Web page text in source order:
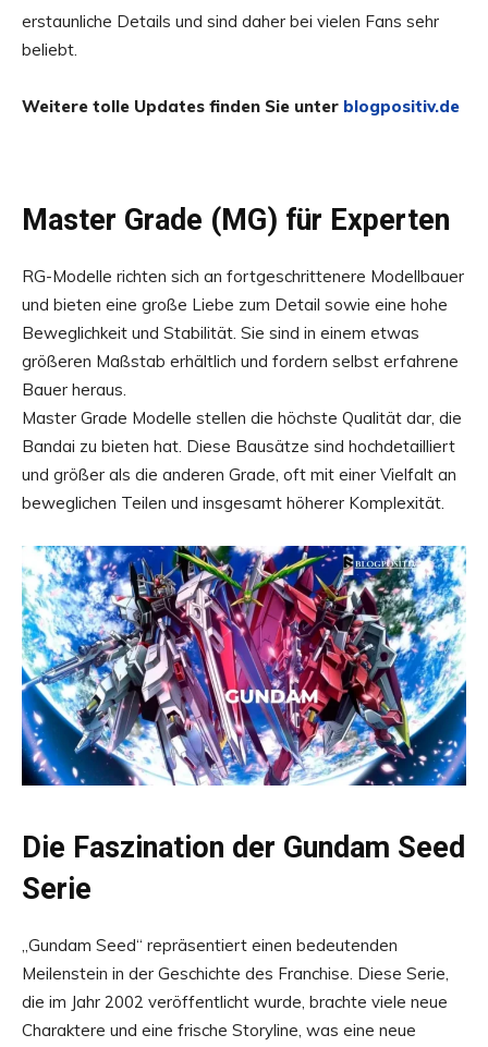
erstaunliche Details und sind daher bei vielen Fans sehr
beliebt.
Weitere tolle Updates finden Sie unter blogpositiv.de
Master Grade (MG) für Experten
RG-Modelle richten sich an fortgeschrittenere Modellbauer
und bieten eine große Liebe zum Detail sowie eine hohe
Beweglichkeit und Stabilität. Sie sind in einem etwas
größeren Maßstab erhältlich und fordern selbst erfahrene
Bauer heraus.
Master Grade Modelle stellen die höchste Qualität dar, die
Bandai zu bieten hat. Diese Bausätze sind hochdetailliert
und größer als die anderen Grade, oft mit einer Vielfalt an
beweglichen Teilen und insgesamt höherer Komplexität.
Die Faszination der Gundam Seed
Serie
„Gundam Seed“ repräsentiert einen bedeutenden
Meilenstein in der Geschichte des Franchise. Diese Serie,
die im Jahr 2002 veröffentlicht wurde, brachte viele neue
Charaktere und eine frische Storyline, was eine neue